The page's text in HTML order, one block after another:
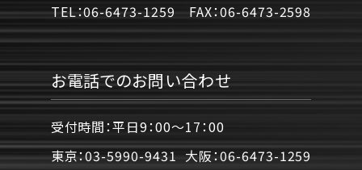
TEL：06-6473-1259 FAX：06-6473-2598
お電話でのお問い合わせ
受付時間：平日9：00〜17：00
東京：03-5990-9431 大阪：06-6473-1259